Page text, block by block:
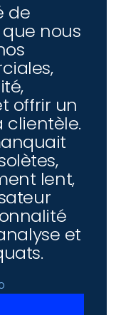
de
nous
offrir un
clientèle.
lent,
et